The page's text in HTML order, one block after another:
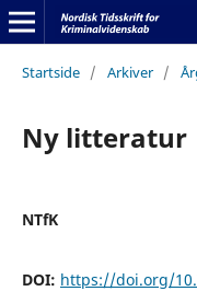
Startside / Arkiver /
Ny litteratur
NTfK
DOI: https://doi.org/